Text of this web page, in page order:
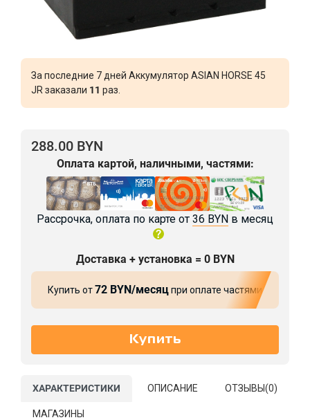
За последние 7 дней Аккумулятор ASIAN HORSE 45
JR заказали 11 раз.
288.00 BYN
Оплата картой, наличными, частями:
Рассрочка, оплата по карте от 36 BYN в месяц
Доставка + установка = 0 BYN
Купить от72 BYN/месяцпри оплате частями
ХАРАКТЕРИСТИКИ ОПИСАНИЕ ОТЗЫВЫ(0)
МАГАЗИНЫ